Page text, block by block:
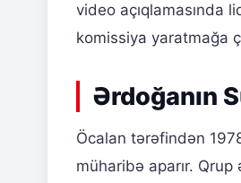
video açıqlamasında
komissiya yaratmağa
Ərdoğanın
Öcalan tərəfindən
müharibə aparır.